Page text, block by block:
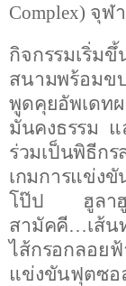
Complex) จุฬ
กิจกรรมเริ่ม
สนามพร้อมข
พูดคุยอัพเดท
มั่นคงธรรม แ
ร่วมเป็นพิธีก
เกมการแข่ง
โป๊ป
ฮูลา
สามัคคี…เส้
ไส้กรอกลอย
แข่งขันฟุตซอ